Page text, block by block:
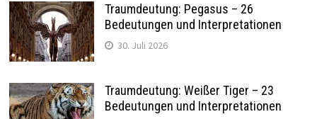
Traumdeutung: Pegasus – 26
Bedeutungen und Interpretationen
30. Juli 2026
Traumdeutung: Weißer Tiger – 23
Bedeutungen und Interpretationen